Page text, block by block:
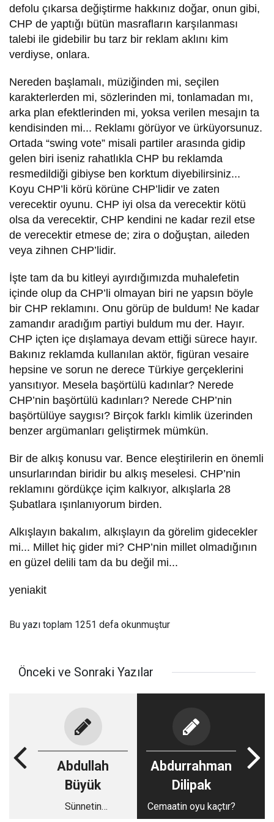
defolu çıkarsa değiştirme hakkınız doğar, onun gibi,
CHP de yaptığı bütün masrafların karşılanması
talebi ile gidebilir bu tarz bir reklam aklını kim
verdiyse, onlara.
Nereden başlamalı, müziğinden mi, seçilen
karakterlerden mi, sözlerinden mi, tonlamadan mı,
arka plan efektlerinden mi, yoksa verilen mesajın ta
kendisinden mi... Reklamı görüyor ve ürküyorsunuz.
Ortada “swing vote” misali partiler arasında gidip
gelen biri iseniz rahatlıkla CHP bu reklamda
resmedildiği gibiyse ben korktum diyebilirsiniz...
Koyu CHP’li körü körüne CHP’lidir ve zaten
verecektir oyunu. CHP iyi olsa da verecektir kötü
olsa da verecektir, CHP kendini ne kadar rezil etse
de verecektir etmese de; zira o doğuştan, aileden
veya zihnen CHP’lidir.
İşte tam da bu kitleyi ayırdığımızda muhalefetin
içinde olup da CHP’li olmayan biri ne yapsın böyle
bir CHP reklamını. Onu görüp de buldum! Ne kadar
zamandır aradığım partiyi buldum mu der. Hayır.
CHP içten içe dışlamaya devam ettiği sürece hayır.
Bakınız reklamda kullanılan aktör, figüran vesaire
hepsine ve sorun ne derece Türkiye gerçeklerini
yansıtıyor. Mesela başörtülü kadınlar? Nerede
CHP’nin başörtülü kadınları? Nerede CHP’nin
başörtülüye saygısı? Birçok farklı kimlik üzerinden
benzer argümanları geliştirmek mümkün.
Bir de alkış konusu var. Bence eleştirilerin en önemli
unsurlarından biridir bu alkış meselesi. CHP’nin
reklamını gördükçe içim kalkıyor, alkışlarla 28
Şubatlara ışınlanıyorum birden.
Alkışlayın bakalım, alkışlayın da görelim gidecekler
mi... Millet hiç gider mi? CHP’nin millet olmadığının
en güzel delili tam da bu değil mi...
yeniakit
Bu yazı toplam 1251 defa okunmuştur
Önceki ve Sonraki Yazılar
Abdullah
Büyük
Sünnetin
Abdurrahman
Dilipak
Cemaatin oyu kaçtır?